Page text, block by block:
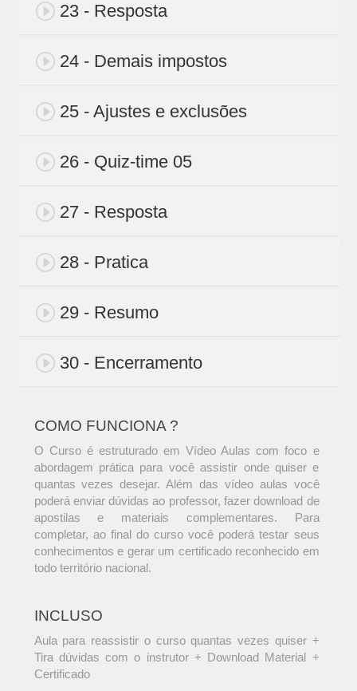
23 - Resposta
24 - Demais impostos
25 - Ajustes e exclusões
26 - Quiz-time 05
27 - Resposta
28 - Pratica
29 - Resumo
30 - Encerramento
COMO FUNCIONA ?
O Curso é estruturado em Vídeo Aulas com foco e
abordagem prática para você assistir onde quiser e
quantas vezes desejar. Além das vídeo aulas você
poderá enviar dúvidas ao professor, fazer download de
apostilas e materiais complementares. Para
completar, ao final do curso você poderá testar seus
conhecimentos e gerar um certificado reconhecido em
todo território nacional.
INCLUSO
Aula para reassistir o curso quantas vezes quiser +
Tira dúvidas com o instrutor + Download Material +
Certificado